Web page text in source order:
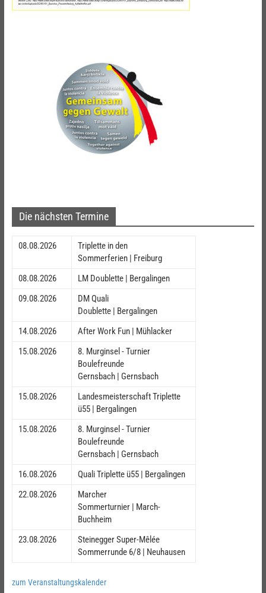
Die nächsten Termine
08.08.2026
Triplette in den
Sommerferien | Freiburg
08.08.2026
LM Doublette | Bergalingen
09.08.2026
DM Quali
Doublette | Bergalingen
14.08.2026
After Work Fun | Mühlacker
15.08.2026
8. Murginsel - Turnier
Boulefreunde
Gernsbach | Gernsbach
15.08.2026
Landesmeisterschaft Triplette
ü55 | Bergalingen
15.08.2026
8. Murginsel - Turnier
Boulefreunde
Gernsbach | Gernsbach
16.08.2026
Quali Triplette ü55 | Bergalingen
22.08.2026
Marcher
Sommerturnier | March-
Buchheim
23.08.2026
Steinegger Super-Mêlée
Sommerrunde 6/8 | Neuhausen
zum Veranstaltungskalender